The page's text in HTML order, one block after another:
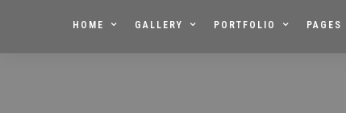
HOME GALLERY PORTFOLIO PAGES